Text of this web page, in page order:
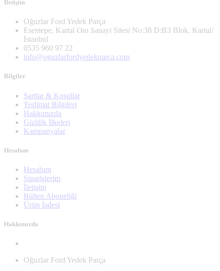
İletişim
Oğuzlar Ford Yedek Parça
Esentepe, Kartal Oto Sanayi Sitesi No:38 D:B3 Blok, Kartal/
İstanbul
0535 960 97 22
info@oguzlarfordyedekparca.com
Bilgiler
Şartlar & Koşullar
Teslimat Bilgileri
Hakkımızda
Gizlilik İlkeleri
Kampanyalar
Hesabım
Hesabım
Siparişlerim
İletişim
Bülten Aboneliği
Ürün İadesi
Hakkımızda
Oğuzlar Ford Yedek Parça